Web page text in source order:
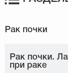
Рак почки.
при раке